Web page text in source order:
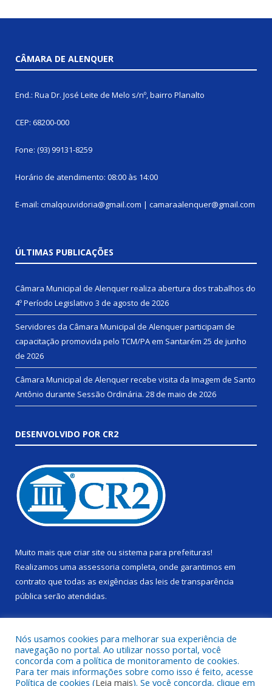
CÂMARA DE ALENQUER
End.: Rua Dr. José Leite de Melo s/nº, bairro Planalto
CEP: 68200-000
Fone: (93) 99131-8259
Horário de atendimento: 08:00 às 14:00
E-mail: cmalqouvidoria@gmail.com | camaraalenquer@gmail.com
ÚLTIMAS PUBLICAÇÕES
Câmara Municipal de Alenquer realiza abertura dos trabalhos do
4º Período Legislativo 3 de agosto de 2026
Servidores da Câmara Municipal de Alenquer participam de
capacitação promovida pelo TCM/PA em Santarém 25 de junho
de 2026
Câmara Municipal de Alenquer recebe visita da Imagem de Santo
Antônio durante Sessão Ordinária. 28 de maio de 2026
DESENVOLVIDO POR CR2
Muito mais que criar site ou sistema para prefeituras!
Realizamos uma assessoria completa, onde garantimos em
contrato que todas as exigências das leis de transparência
pública serão atendidas.
Nós usamos cookies para melhorar sua experiência de
navegação no portal. Ao utilizar nosso portal, você
concorda com a política de monitoramento de cookies.
Para ter mais informações sobre como isso é feito, acesse
Política de cookies (Leia mais). Se você concorda, clique em